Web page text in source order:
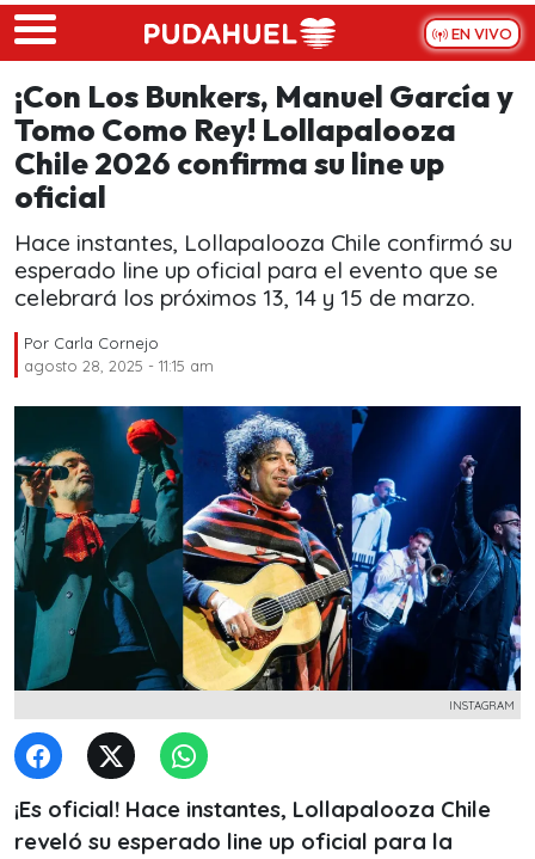
Skip to main content
EN VIVO
¡Con Los Bunkers, Manuel García y
Tomo Como Rey! Lollapalooza
Chile 2026 confirma su line up
oficial
Hace instantes, Lollapalooza Chile confirmó su
esperado line up oficial para el evento que se
celebrará los próximos 13, 14 y 15 de marzo.
Por Carla Cornejo
agosto 28, 2025 - 11:15 am
INSTAGRAM
¡Es oficial! Hace instantes, Lollapalooza Chile
reveló su esperado line up oficial para la